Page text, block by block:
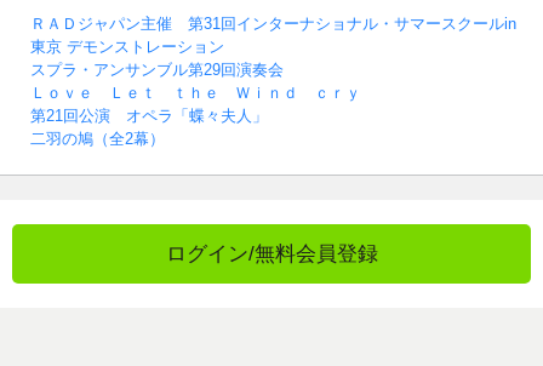
ＲＡＤジャパン主催 第31回インターナショナル・サマースクールin
東京 デモンストレーション
スプラ・アンサンブル第29回演奏会
Ｌｏｖｅ Ｌｅｔ ｔｈｅ Ｗｉｎｄ ｃｒｙ
第21回公演 オペラ「蝶々夫人」
二羽の鳩（全2幕）
ログイン/無料会員登録